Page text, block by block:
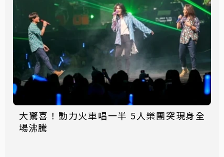
大驚喜！動力火車唱一半 5人樂團突現身全
場沸騰